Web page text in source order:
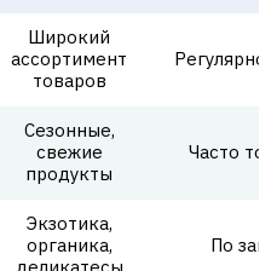
Широкий
ассортимент
товаров
Сезонные,
свежие
продукты
Часто
Экзотика,
органика,
деликатесы
По